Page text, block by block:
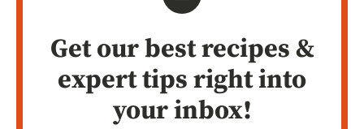
Get our best recipes &
expert tips right into
your inbox!